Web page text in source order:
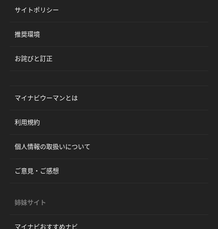
サイトポリシー
推奨環境
お詫びと訂正
マイナビウーマンとは
利用規約
個人情報の取扱いについて
ご意見・ご感想
姉妹サイト
マイナビおすすめナビ